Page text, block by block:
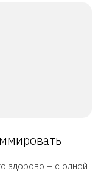
здорово – с одной